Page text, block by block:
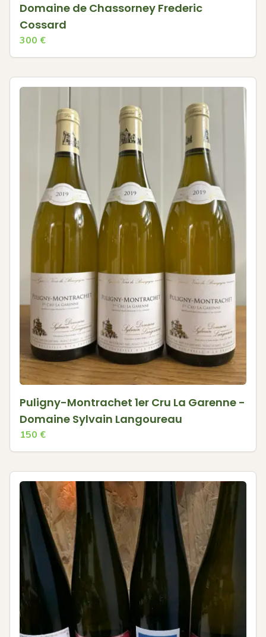
Domaine de Chassorney Frederic
Cossard
300 €
Puligny-Montrachet 1er Cru La Garenne -
Domaine Sylvain Langoureau
150 €